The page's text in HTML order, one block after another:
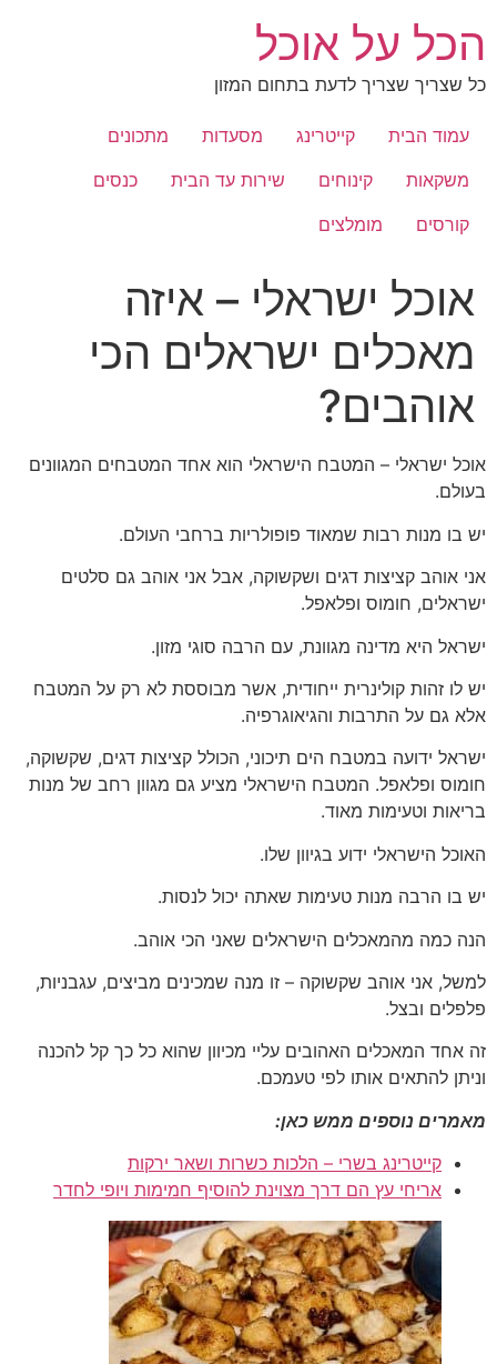
לתוכן
הכל על אוכל
כל שצריך שצריך לדעת בתחום המזון
עמוד הבית קייטרינג מסעדות
מתכונים
משקאות
קינוחים שירות עד הבית
כנסים
קורסים
מומלצים
אוכל ישראלי – איזה
מאכלים ישראלים הכי
אוהבים?
אוכל ישראלי – המטבח הישראלי הוא אחד המטבחים המגוונים
בעולם.
יש בו מנות רבות שמאוד פופולריות ברחבי העולם.
אני אוהב קציצות דגים ושקשוקה, אבל אני אוהב גם סלטים
ישראלים, חומוס ופלאפל.
ישראל היא מדינה מגוונת, עם הרבה סוגי מזון.
יש לו זהות קולינרית ייחודית, אשר מבוססת לא רק על המטבח
אלא גם על התרבות והגיאוגרפיה.
ישראל ידועה במטבח הים תיכוני, הכולל קציצות דגים, שקשוקה,
חומוס ופלאפל. המטבח הישראלי מציע גם מגוון רחב של מנות
בריאות וטעימות מאוד.
האוכל הישראלי ידוע בגיוון שלו.
יש בו הרבה מנות טעימות שאתה יכול לנסות.
הנה כמה מהמאכלים הישראלים שאני הכי אוהב.
למשל, אני אוהב שקשוקה – זו מנה שמכינים מביצים, עגבניות,
פלפלים ובצל.
זה אחד המאכלים האהובים עליי מכיוון שהוא כל כך קל להכנה
וניתן להתאים אותו לפי טעמכם.
מאמרים נוספים ממש כאן:
קייטרינג בשרי – הלכות כשרות ושאר ירקות
אריחי עץ הם דרך מצוינת להוסיף חמימות ויופי לחדר